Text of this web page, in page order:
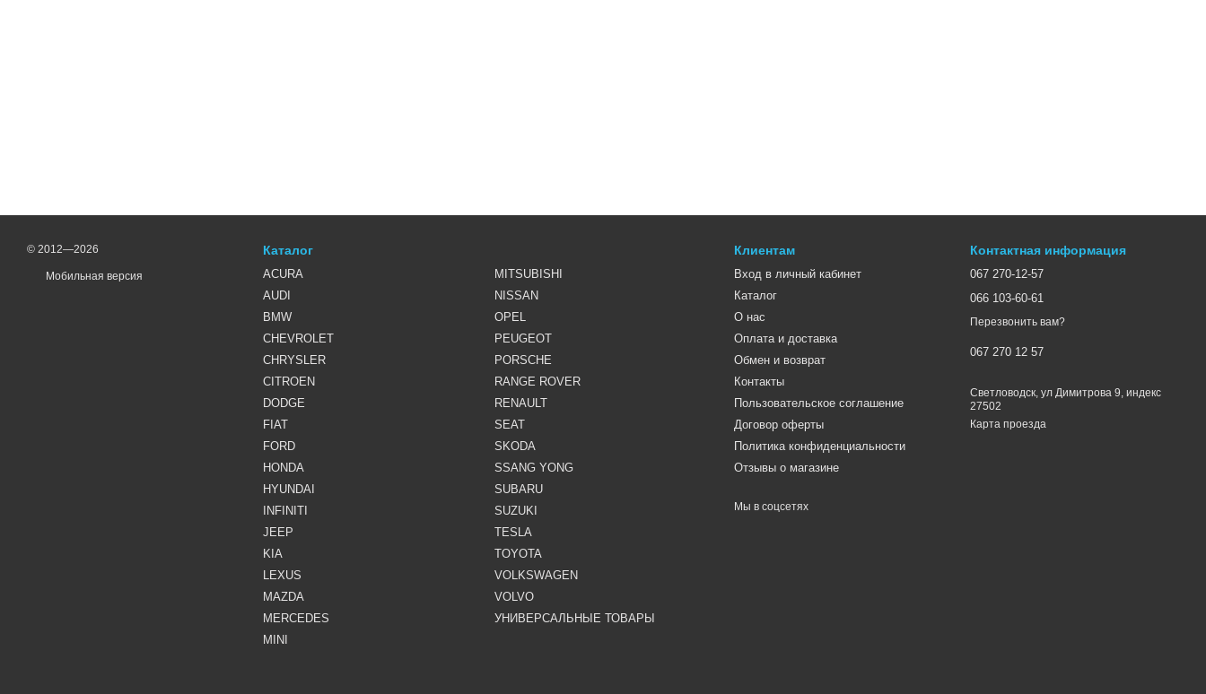
© 2012—2026
Мобильная версия
Каталог
ACURA
AUDI
BMW
CHEVROLET
CHRYSLER
CITROEN
DODGE
FIAT
FORD
HONDA
HYUNDAI
INFINITI
JEEP
KIA
LEXUS
MAZDA
MERCEDES
MINI
MITSUBISHI
NISSAN
OPEL
PEUGEOT
PORSCHE
RANGE ROVER
RENAULT
SEAT
SKODA
SSANG YONG
SUBARU
SUZUKI
TESLA
TOYOTA
VOLKSWAGEN
VOLVO
УНИВЕРСАЛЬНЫЕ ТОВАРЫ
Клиентам
Вход в личный кабинет
Каталог
О нас
Оплата и доставка
Обмен и возврат
Контакты
Пользовательское соглашение
Договор оферты
Политика конфиденциальности
Отзывы о магазине
Мы в соцсетях
Контактная информация
067 270-12-57
066 103-60-61
Перезвонить вам?
067 270 12 57
Светловодск, ул Димитрова 9, индекс
27502
Карта проезда